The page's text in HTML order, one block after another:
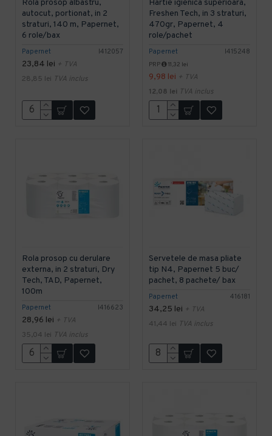
Papernet I412057
Rola prosop albastru,
autocut, portionat, in 2
straturi, 140 m, Papernet,
6 role/bax
23,84 lei + TVA
28,85 lei TVA inclus
Papernet I415248
Hartie igienica superioara,
Freshen Tech, in 3 straturi,
470gr, Papernet, 4
role/pachet
PRP 11,32 lei
9,98 lei + TVA
12,08 lei TVA inclus
Papernet I416623
Rola prosop cu derulare
externa, in 2 straturi, Dry
Tech, TAD, Papernet,
100m
28,96 lei + TVA
35,04 lei TVA inclus
Papernet 416181
Servetele de masa pliate
tip N4, Papernet 5 buc/
pachet, 8 pachete/ bax
34,25 lei + TVA
41,44 lei TVA inclus